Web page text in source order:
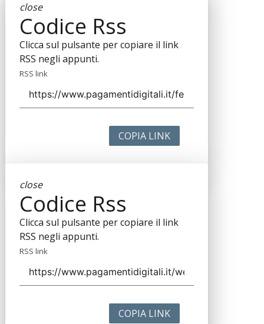
close
Codice Rss
Clicca sul pulsante per copiare il link
RSS negli appunti.
RSS link
COPIA LINK
close
Codice Rss
Clicca sul pulsante per copiare il link
RSS negli appunti.
RSS link
COPIA LINK